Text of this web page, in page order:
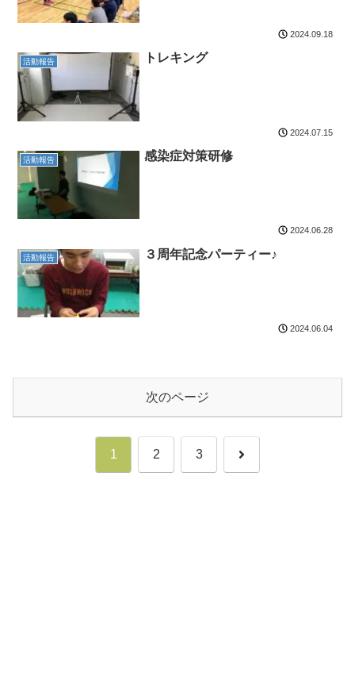
2024.09.18
活動報告 トレキング
2024.07.15
活動報告 感染症対策研修
2024.06.28
活動報告 ３周年記念パーティー♪
2024.06.04
次のページ
1 2 3 次